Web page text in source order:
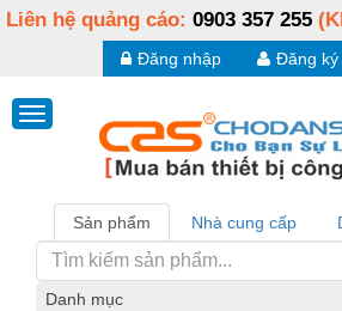
Liên hệ quảng cáo: 0903 357 255
Đăng ký
Đăng nhập
Sản phẩm Nhà cung cấp
Danh mục